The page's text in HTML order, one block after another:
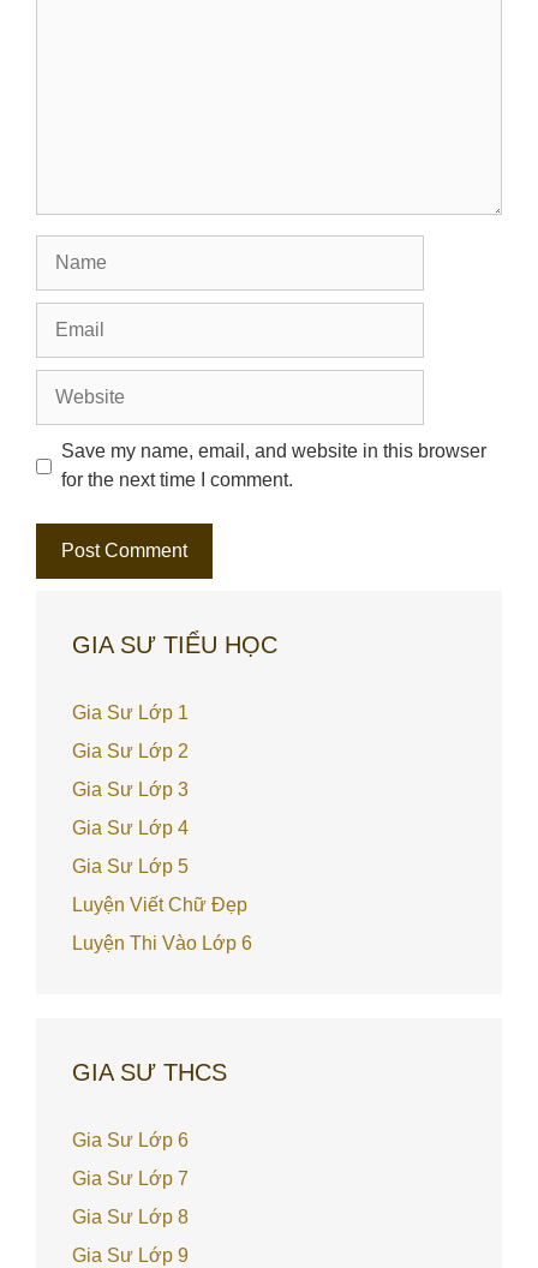
Save my name, email, and website in this browser
for the next time I comment.
GIA SƯ TIỂU HỌC
Gia Sư Lớp 1
Gia Sư Lớp 2
Gia Sư Lớp 3
Gia Sư Lớp 4
Gia Sư Lớp 5
Luyện Viết Chữ Đẹp
Luyện Thi Vào Lớp 6
GIA SƯ THCS
Gia Sư Lớp 6
Gia Sư Lớp 7
Gia Sư Lớp 8
Gia Sư Lớp 9